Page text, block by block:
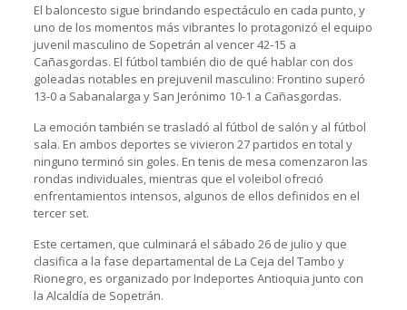
El baloncesto sigue brindando espectáculo en cada punto, y
uno de los momentos más vibrantes lo protagonizó el equipo
juvenil masculino de Sopetrán al vencer 42-15 a
Cañasgordas. El fútbol también dio de qué hablar con dos
goleadas notables en prejuvenil masculino: Frontino superó
13-0 a Sabanalarga y San Jerónimo 10-1 a Cañasgordas.
La emoción también se trasladó al fútbol de salón y al fútbol
sala. En ambos deportes se vivieron 27 partidos en total y
ninguno terminó sin goles. En tenis de mesa comenzaron las
rondas individuales, mientras que el voleibol ofreció
enfrentamientos intensos, algunos de ellos definidos en el
tercer set.
Este certamen, que culminará el sábado 26 de julio y que
clasifica a la fase departamental de La Ceja del Tambo y
Rionegro, es organizado por Indeportes Antioquia junto con
la Alcaldía de Sopetrán.